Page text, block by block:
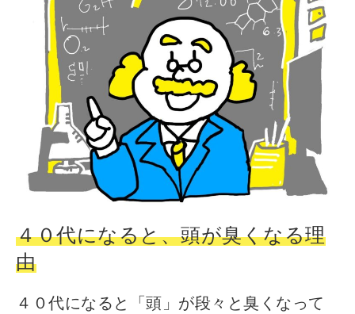
４０代になると、頭が臭くなる理
由
４０代になると「頭」が段々と臭くなって